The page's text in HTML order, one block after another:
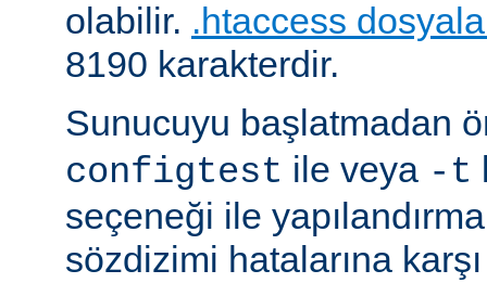
olabilir. .htaccess
8190 karakterdir.
Sunucuyu başlatmadan
configtest ile veya -t
seçeneği ile yapılandırma
sözdizimi hatalarına